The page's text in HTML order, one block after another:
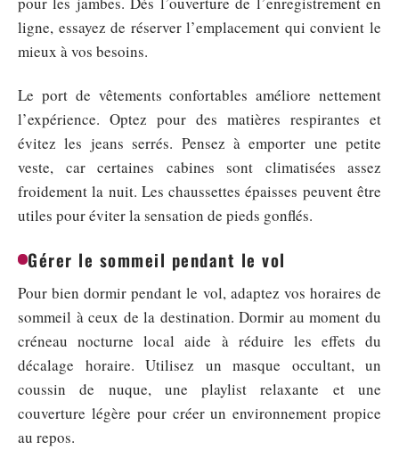
ligne, essayez de réserver l’emplacement qui convient le
mieux à vos besoins.
Le port de vêtements confortables améliore nettement
l’expérience. Optez pour des matières respirantes et
évitez les jeans serrés. Pensez à emporter une petite
veste, car certaines cabines sont climatisées assez
froidement la nuit. Les chaussettes épaisses peuvent être
utiles pour éviter la sensation de pieds gonflés.
Gérer le sommeil pendant le vol
Pour bien dormir pendant le vol, adaptez vos horaires de
sommeil à ceux de la destination. Dormir au moment du
créneau nocturne local aide à réduire les effets du
décalage horaire. Utilisez un masque occultant, un
coussin de nuque, une playlist relaxante et une
couverture légère pour créer un environnement propice
au repos.